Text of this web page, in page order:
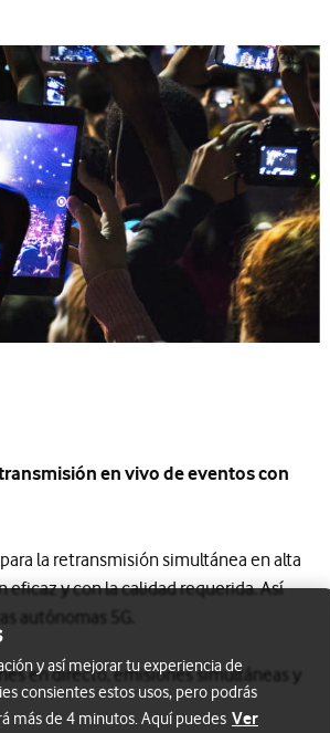
en vivo de eventos con
la retransmisión simultánea en alta
y con la calidad requerida. Así
autónomas 5G.
en directo, emisiones simultáneas y
y así mejorar tu experiencia de
consientes estos usos, pero podrás
más de 4 minutos. Aquí puedes Ver